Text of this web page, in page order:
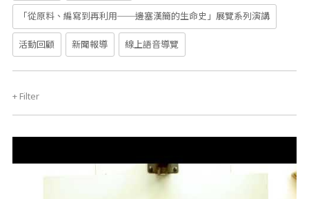
「從原料、編寫到再利用──邊塞漢簡的生命史」展覽系列演講
活動回顧 新聞報導 線上語音導覽
+Filter